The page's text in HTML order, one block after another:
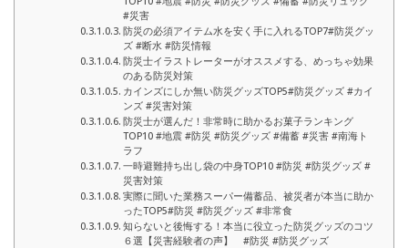
#災害
防災の必須アイテム水を安く手に入れるTOP7#防災グッ
ズ #断水 #防災情報
防災士イラストレーターがオススメする、めっちゃ効果
のある防災対策
カインズにしか無い防災グッズTOP5#防災グッズ #カイ
ンズ #災害対策
防災士が選んだ！非常時に助かるお菓子ランキング
TOP10 #地震 #防災 #防災グッズ #備蓄 #災害 #南海ト
ラフ
一時避難持ち出し袋の中身TOP10 #防災 #防災グッズ #
災害対策
実際に聞いた業務スーパー備蓄品、被災者が本当に助か
ったTOP5#防災 #防災グッズ #非常食
知らないと後悔する！本当に役立った防災グッズのコツ
６選【災害経験者の声】 #防災 #防災グッズ